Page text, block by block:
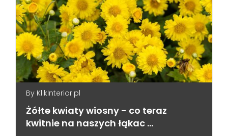
By KlikInterior.pl
Żółte kwiaty wiosny - co teraz
kwitnie na naszych łąkac …